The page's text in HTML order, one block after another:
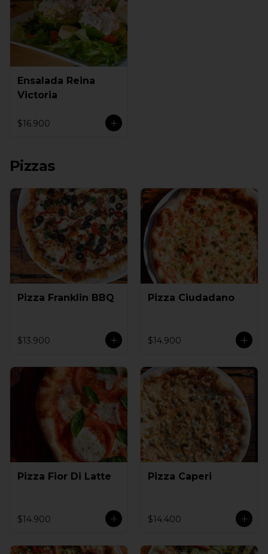
Ensalada Reina
Victoria
$16.900
Pizzas
Pizza Franklin BBQ
$13.900
Pizza Ciudadano
$14.900
Pizza Fior Di Latte
$14.900
Pizza Caperi
$14.400